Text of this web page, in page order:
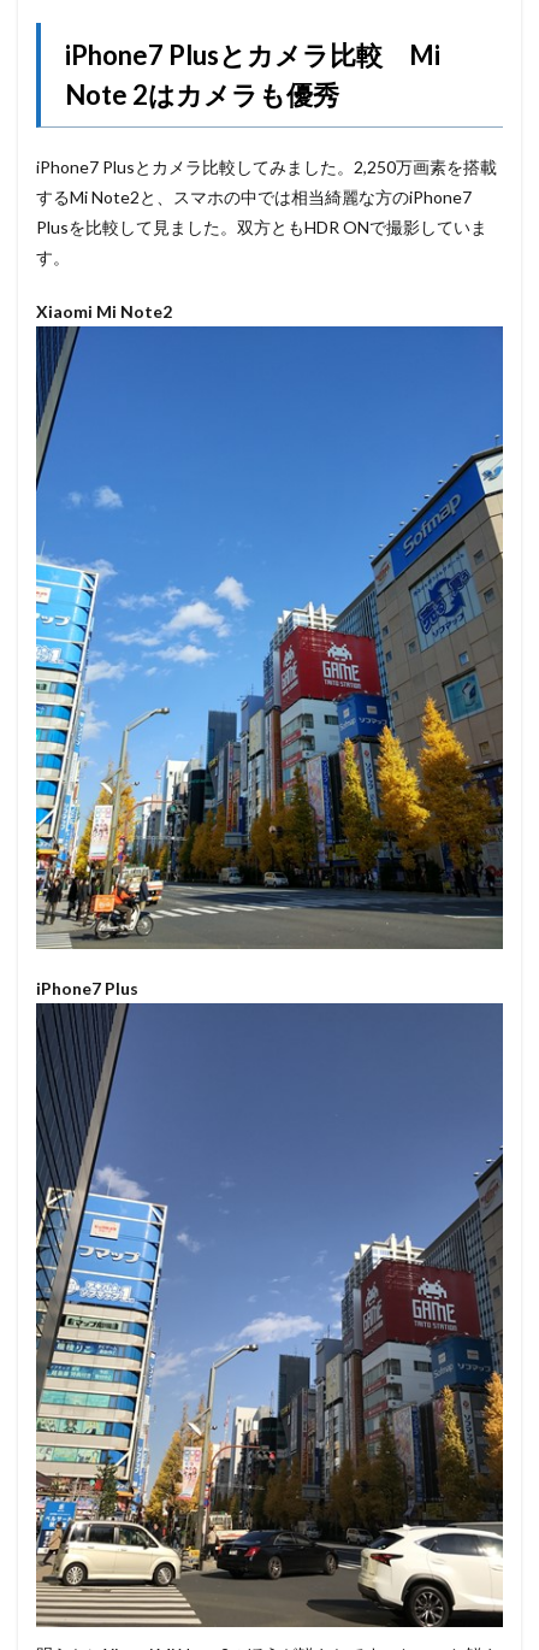
iPhone7 Plusとカメラ比較 Mi
Note 2はカメラも優秀
iPhone7 Plusとカメラ比較してみました。2,250万画素を搭載
するMi Note2と、スマホの中では相当綺麗な方のiPhone7
Plusを比較して見ました。双方ともHDR ONで撮影していま
す。
Xiaomi Mi Note2
iPhone7 Plus